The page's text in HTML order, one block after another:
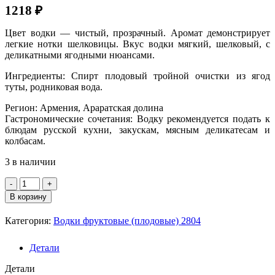
1218 ₽
Цвет водки — чистый, прозрачный. Аромат демонстрирует
легкие нотки шелковицы. Вкус водки мягкий, шелковый, с
деликатными ягодными нюансами.
Ингредиенты: Спирт плодовый тройной очистки из ягод
туты, родниковая вода.
Регион: Армения, Араратская долина
Гастрономические сочетания: Водку рекомендуется подать к
блюдам русской кухни, закускам, мясным деликатесам и
колбасам.
3 в наличии
Количество
товара
Водка
"ИДЖЕВАН
АРМЕНИЯ
0,5л
В корзину
Категория: Водки фруктовые (плодовые) 2804
Детали
Детали